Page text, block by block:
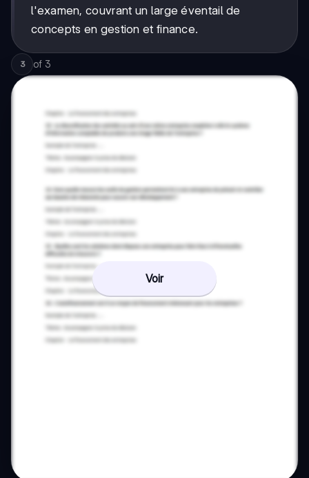
l'examen, couvrant un large éventail de
concepts en gestion et finance.
3 of 3
Voir